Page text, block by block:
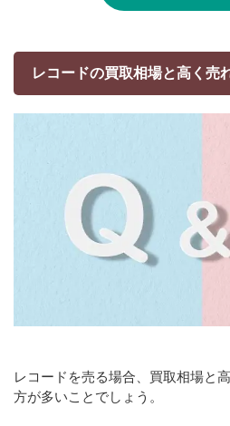
レコードの買取相場と高く売
レコードを売る場合、買取相場と
方が多いことでしょう。